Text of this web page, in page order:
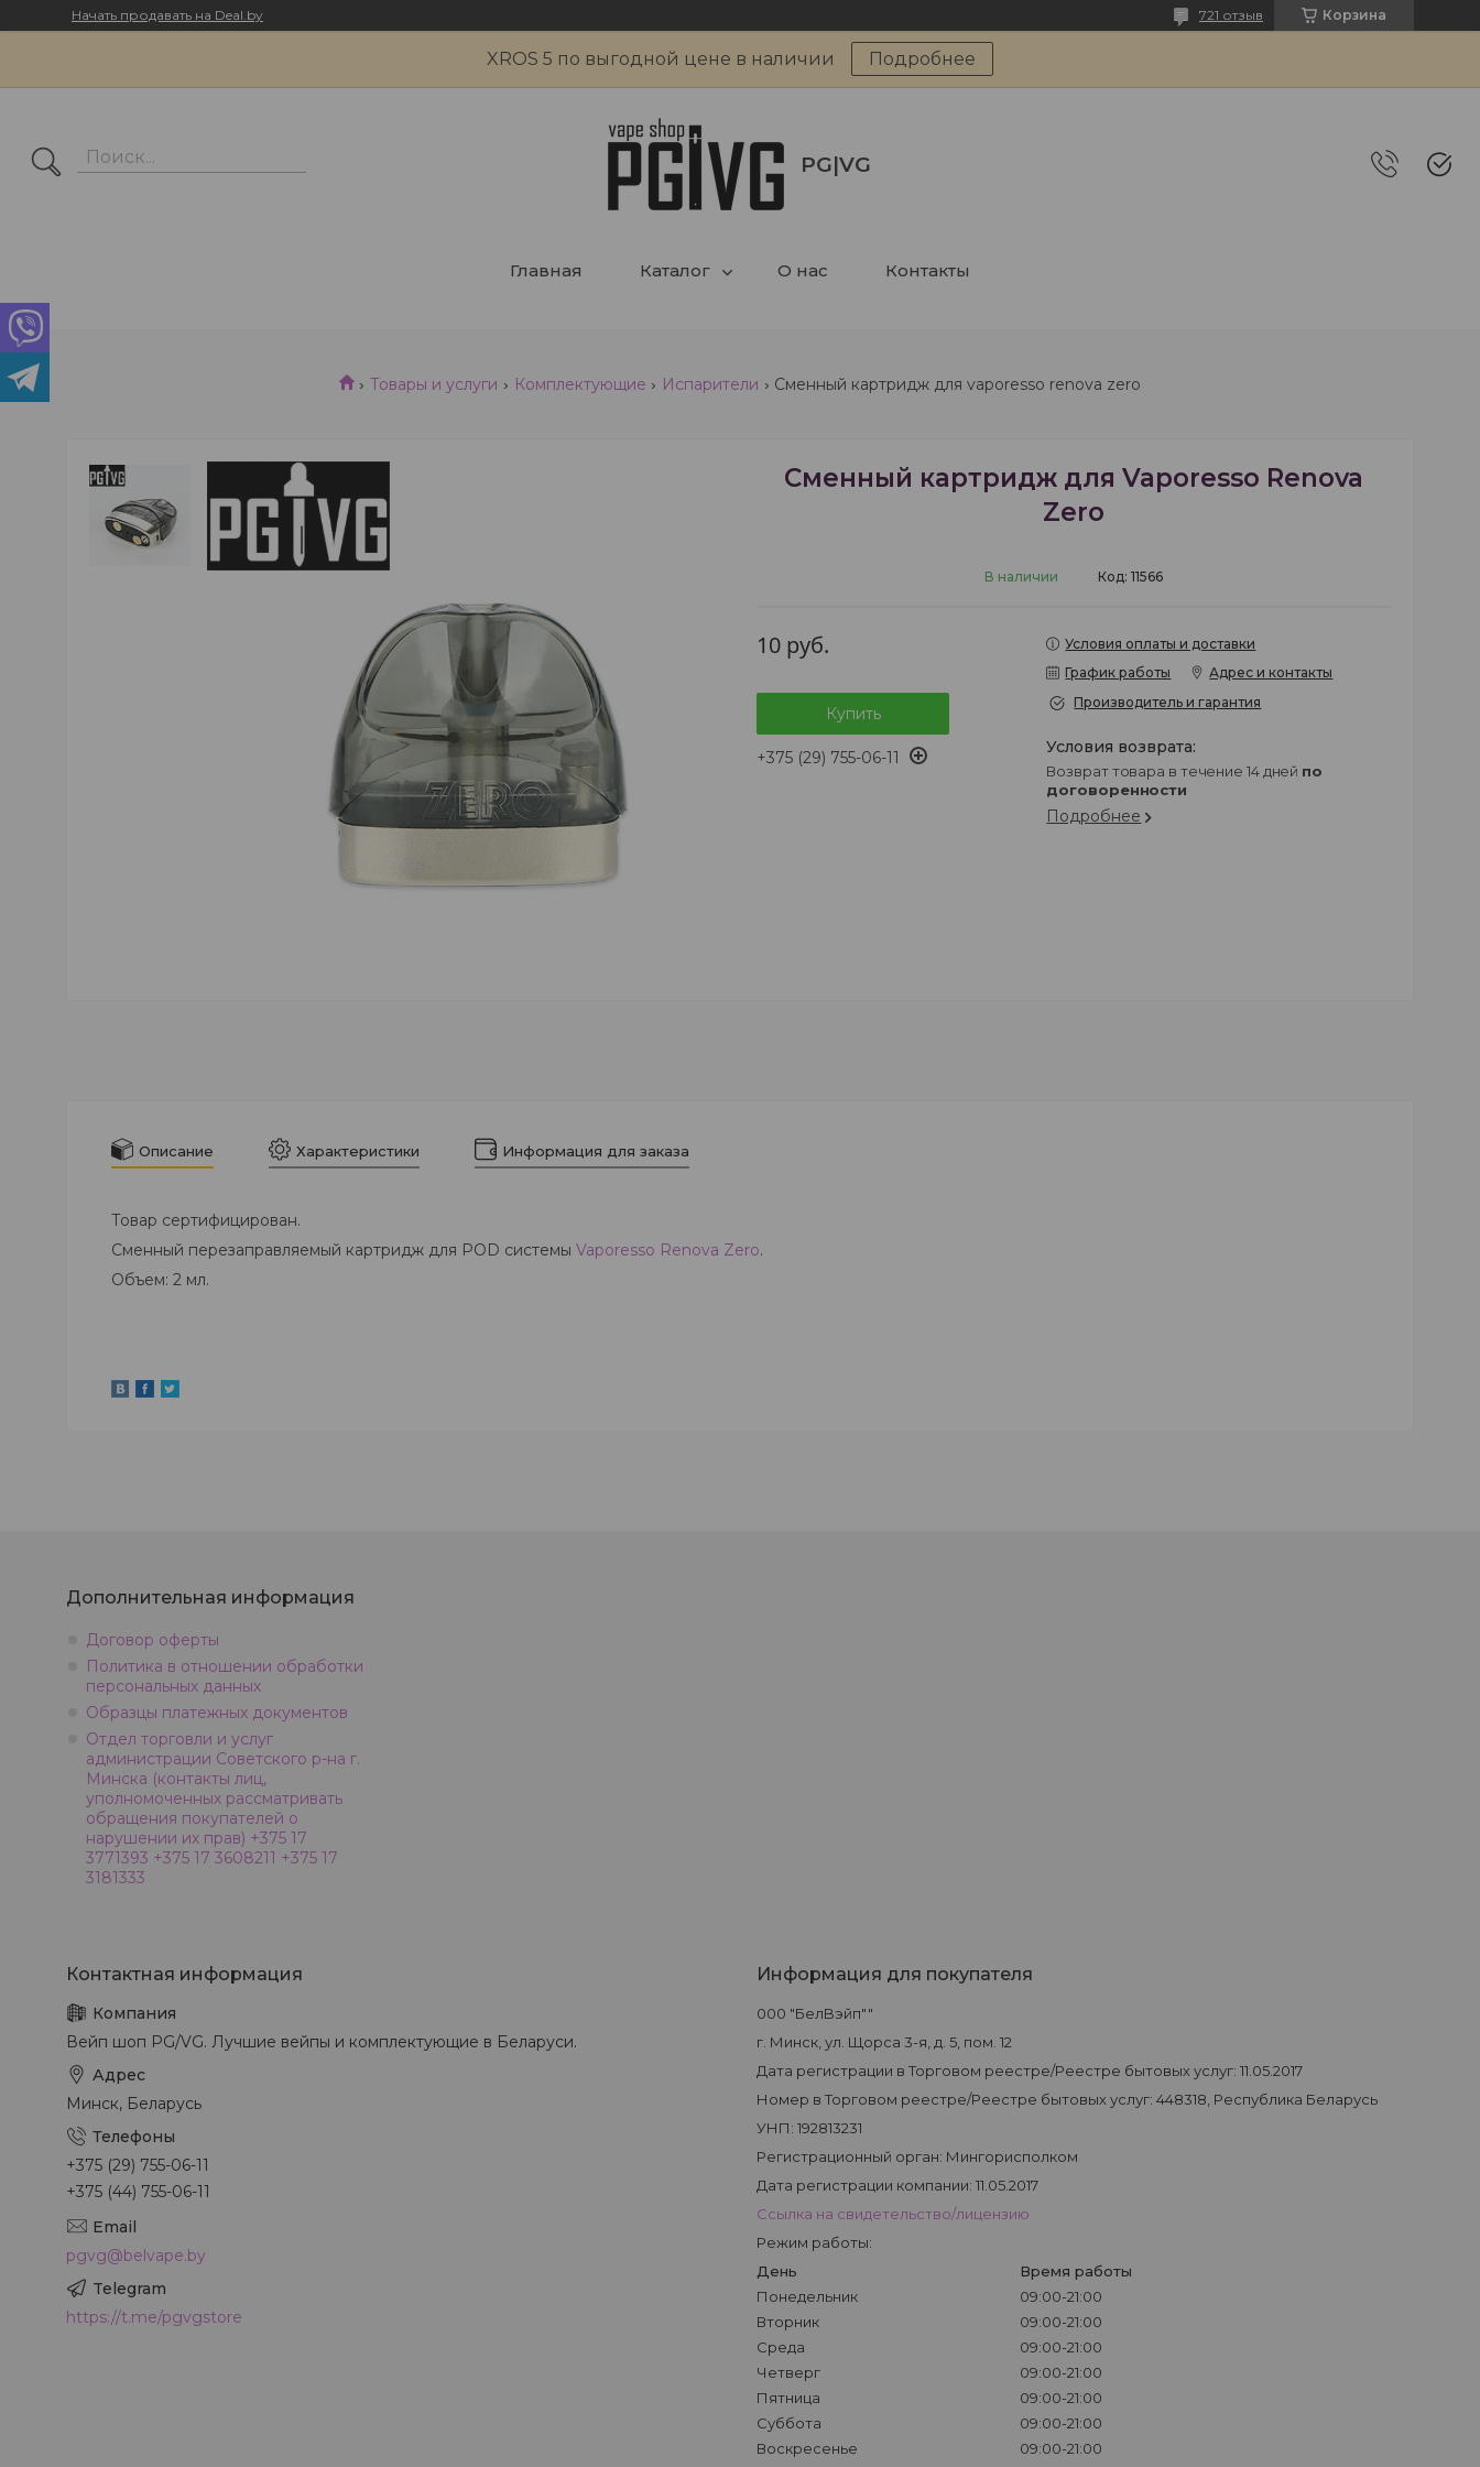
Начать продавать на Deal.by Корзина
721 отзыв
XROS 5 по выгодной цене в наличии Подробнее
PG|VG
Главная Каталог О нас Контакты
Товары и услуги Комплектующие Испарители Сменный картридж для vaporesso renova zero
Сменный картридж для Vaporesso Renova
Zero
В наличии Код: 11566
10 руб.
Купить
+375 (29) 755-06-11
Условия оплаты и доставки
График работы
Адрес и контакты
Производитель и гарантия
возврат товара в течение 14 дней по
договоренности
Подробнее
Описание Характеристики Информация для заказа
Товар сертифицирован.
Сменный перезаправляемый картридж для POD системы Vaporesso Renova Zero.
Объем: 2 мл.
Дополнительная информация
Договор оферты
Политика в отношении обработки
персональных данных
Образцы платежных документов
Отдел торговли и услуг
администрации Советского р-на г.
Минска (контакты лиц,
уполномоченных рассматривать
обращения покупателей о
нарушении их прав) +375 17
3771393 +375 17 3608211 +375 17
3181333
Вейп шоп PG/VG. Лучшие вейпы и комплектующие в Беларуси.
Минск, Беларусь
+375 (29) 755-06-11
+375 (44) 755-06-11
pgvg@belvape.by
https://t.me/pgvgstore
Информация для покупателя
000 "БeлBэйп""
г. Минск, ул. Щорса 3-я, д. 5, пом. 12
Дата регистрации в Торговом реестре/Реестре бытовых услуг: 11.05.2017
Номер в Торговом реестре/Реестре бытовых услуг: 448318, Республика Беларусь
УНП: 192813231
Регистрационный орган: Мингорисполком
Дата регистрации компании: 11.05.2017
Ссылка на свидетельство/лицензию
Режим работы:
День
Время работы
Понедельник
09:00-21:00
Вторник
09:00-21:00
Среда
09:00-21:00
Четверг
09:00-21:00
Пятница
09:00-21:00
Суббота
09:00-21:00
Воскресенье
09:00-21:00